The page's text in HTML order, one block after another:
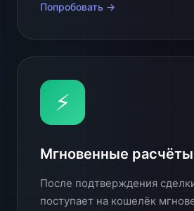
Попробовать →
⚡
Мгновенные расчёты
После подтверждения
поступает на кошелёк